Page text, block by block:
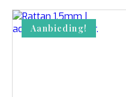
Aanbieding!